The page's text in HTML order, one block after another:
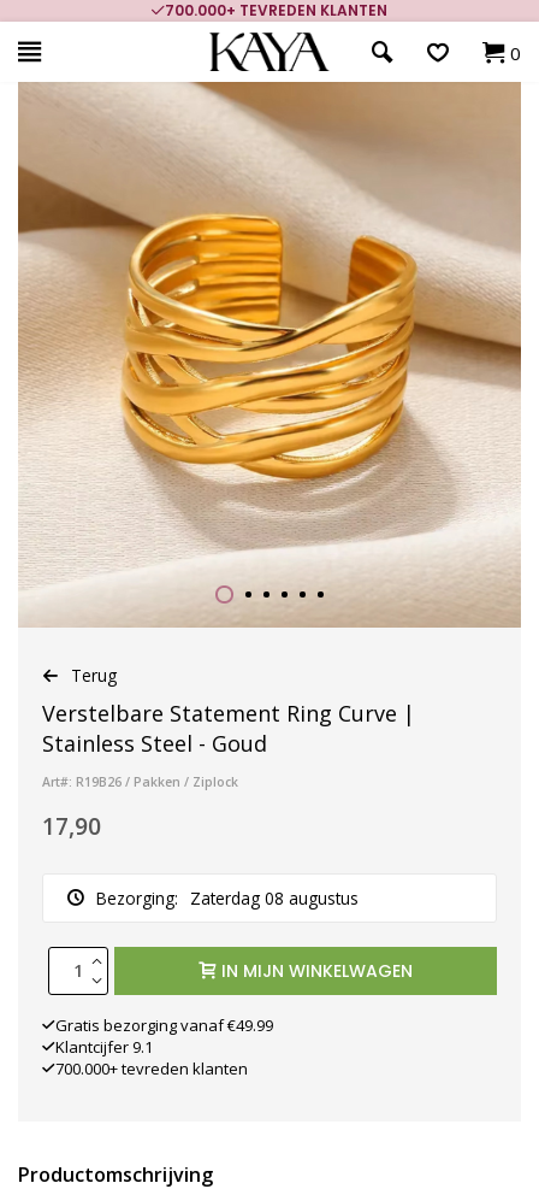
700.000+ TEVREDEN KLANTEN
0
Terug
Verstelbare Statement Ring Curve |
Stainless Steel - Goud
Art#: R19B26 / Pakken / Ziplock
17,90
Bezorging: Zaterdag 08 augustus
IN MIJN WINKELWAGEN
Gratis bezorging vanaf €49.99
Klantcijfer 9.1
700.000+ tevreden klanten
Productomschrijving